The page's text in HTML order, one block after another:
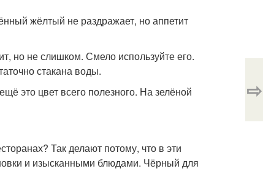
жёлтый не раздражает, но аппетит
но не слишком. Смело используйте его.
стакана воды.
это цвет всего полезного. На зелёной
Так делают потому, что в эти
и изысканными блюдами. Чёрный для
⇨